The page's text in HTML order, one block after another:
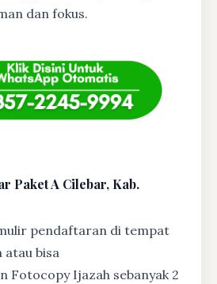
dan fokus.
Paket A Cilebar, Kab.
pendaftaran di tempat
bisa
Fotocopy Ijazah sebanyak 2